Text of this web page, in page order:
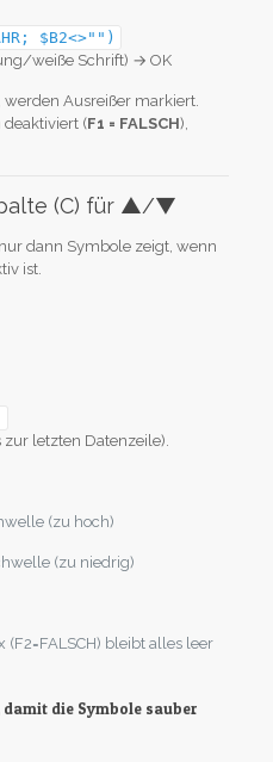
$B2<>"")
weiße Schrift) → OK
, werden Ausreißer markiert.
deaktiviert (F1 = FALSCH),
(C) für ▲/▼
dann Symbole zeigt, wenn
ist.
letzten Datenzeile).
(zu hoch)
(zu niedrig)
(F2=FALSCH) bleibt alles leer
damit die Symbole sauber